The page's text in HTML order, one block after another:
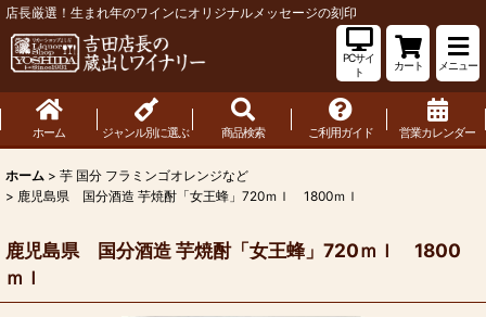
店長厳選！生まれ年のワインにオリジナルメッセージの刻印
PCサイ
ト
カート メニュー
ホーム ジャンル別に選ぶ 商品検索 ご利用ガイド 営業カレンダー
ホーム > 芋 国分 フラミンゴオレンジなど
> 鹿児島県 国分酒造 芋焼酎「女王蜂」720ｍｌ 1800ｍｌ
鹿児島県 国分酒造 芋焼酎「女王蜂」720ｍｌ 1800
ｍｌ